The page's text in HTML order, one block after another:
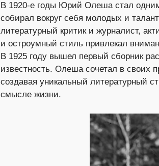
В 1920-е годы Юрий Олеша стал одним
собирал вокруг себя молодых и
литературный критик и журналист,
и остроумный стиль привлекал
В 1925 году вышел первый сборник
известность. Олеша сочетал в своих
создавая уникальный литературный
смысле жизни.